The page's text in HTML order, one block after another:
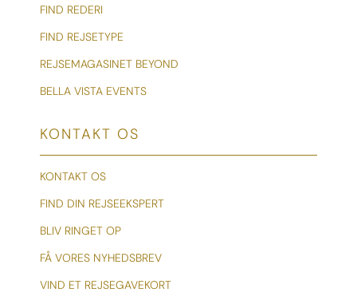
FIND REDERI
FIND REJSETYPE
REJSEMAGASINET BEYOND
BELLA VISTA EVENTS
KONTAKT OS
KONTAKT OS
FIND DIN REJSEEKSPERT
BLIV RINGET OP
FÅ VORES NYHEDSBREV
VIND ET REJSEGAVEKORT